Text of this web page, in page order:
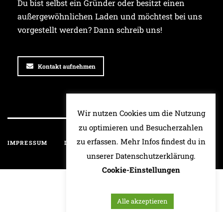
Du bist selbst ein Gründer oder besitzt einen
außergewöhnlichen Laden und möchtest bei uns
vorgestellt werden? Dann schreib uns!
Kontakt aufnehmen
IMPRESSUM DATENSCHUTZ HAFTUNGSAUSSCHLUSS
Wir nutzen Cookies um die Nutzung
zu optimieren und Besucherzahlen
zu erfassen. Mehr Infos findest du in
unserer Datenschutzerklärung.
Cookie-Einstellungen
Alle akzeptieren